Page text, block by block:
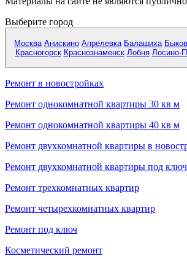
Выберите город
Москва Анискино Апрелевка Балашиха
Красногорск Краснознаменск Лобня Лосино-
Ремонт в новостройках
Ремонт однокомнатной квартиры 30 кв м
Ремонт однокомнатной квартиры 40 кв м
Ремонт двухкомнатной квартиры в
Ремонт двухкомнатной квартиры под ключ
Ремонт трехкомнатных квартир
Ремонт четырехкомнатных квартир
Ремонт под ключ
Косметический ремонт